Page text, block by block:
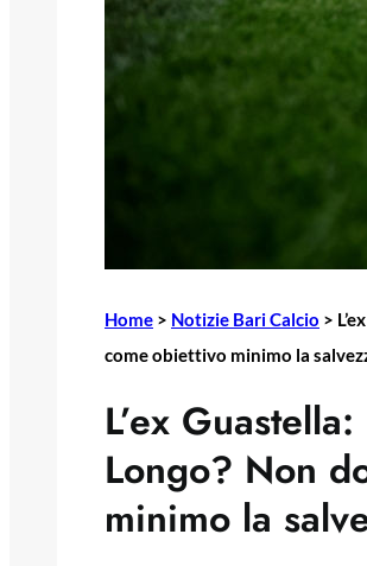
Home > Notizie Bari Calcio >
come obiettivo minimo la
L’ex
Longo? Non
minimo la